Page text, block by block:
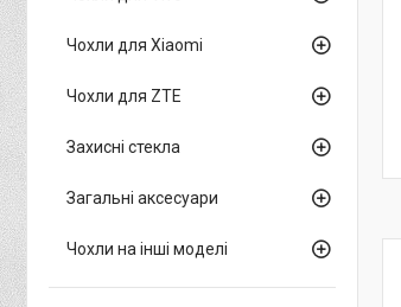
Чохли для Xiaomi
Чохли для ZTE
Захисні стекла
Загальні аксесуари
Чохли на інші моделі